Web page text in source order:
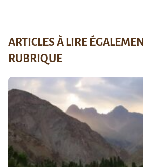
ARTICLES À LIRE
RUBRIQUE